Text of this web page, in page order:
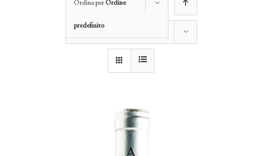
Ordina per Ordine
predefinito
Mostra